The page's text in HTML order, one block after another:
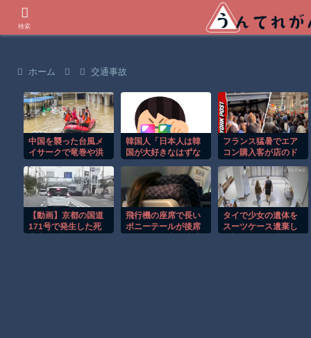
ホーム 交通事故
中国を襲った台風メ
イサークで竜巻や洪
韓国人「日本人は韓
国が大好きなはずな
ア人と同列に見てい
るというのは本当な
のですか？
フランス猛暑でエア
コン購入客が店のド
【動画】京都の国道
171号で発生した死
飛行機の座席で長い
ポニーテールが後席
タイで少女の遺体を
スーツケース遺棄し
検索